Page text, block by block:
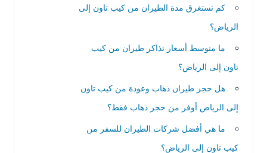
كم تستغرق مدة الطيران من كيب تاون إلى
الرياض؟
ما متوسط أسعار تذاكر طيران من كيب
تاون إلى الرياض؟
هل حجز طيران ذهاب وعودة من كيب تاون
إلى الرياض أوفر من حجز ذهاب فقط؟
ما هي أفضل شركات الطيران للسفر من
كيب تاون إلى الرياض؟